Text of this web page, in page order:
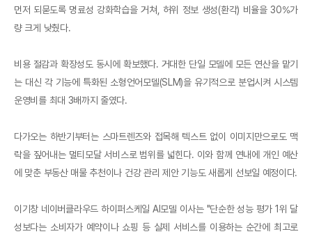
먼저 되묻도록 명료성 강화학습을 거쳐, 허위 정보 생성(환각) 비율을 30%가
량 크게 낮췄다.
​비용 절감과 확장성도 동시에 확보했다. 거대한 단일 모델에 모든 연산을 맡기
는 대신 각 기능에 특화된 소형언어모델(SLM)을 유기적으로 분업시켜 시스템
운영비를 최대 3배까지 줄였다.
다가오는 하반기부터는 스마트렌즈와 접목해 텍스트 없이 이미지만으로도 맥
락을 짚어내는 멀티모달 서비스로 범위를 넓힌다. 이와 함께 연내에 개인 예산
에 맞춘 부동산 매물 추천이나 건강 관리 제안 기능도 새롭게 선보일 예정이다.
​이기창 네이버클라우드 하이퍼스케일 AI모델 이사는 "단순한 성능 평가 1위 달
성보다는 소비자가 예약이나 쇼핑 등 실제 서비스를 이용하는 순간에 최고로